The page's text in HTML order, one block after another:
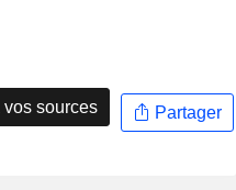
sources Partager